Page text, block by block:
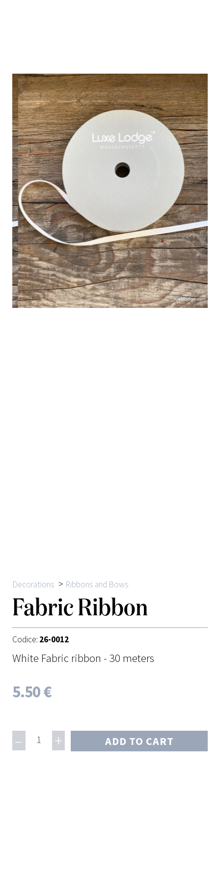
Decorations > Ribbons and Bows
Fabric Ribbon
Codice: 26-0012
White Fabric ribbon - 30 meters
5.50 €
– 1 + ADD TO CART